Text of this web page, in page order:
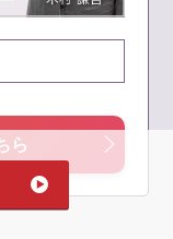
人生を歩み続け
ら